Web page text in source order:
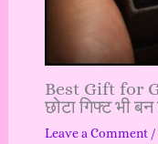
Best Gift for
छोटा गिफ्ट भी
Leave a Comment /